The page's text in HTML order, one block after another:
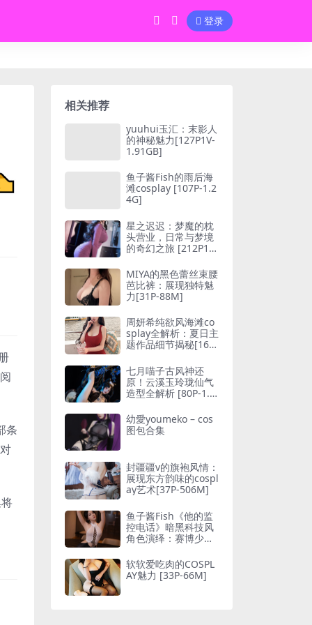
登录
条
相关推荐
yuuhui玉汇：末影人
的神秘魅力[127P1V-
1.91GB]
鱼子酱Fish的雨后海
滩cosplay [107P-1.2
4G]
星之迟迟：梦魔的枕
头营业，日常与梦境
的奇幻之旅 [212P1V-
MIYA的黑色蕾丝束腰
芭比裤：展现独特魅
力[31P-88M]
周妍希纯欲风海滩co
splay全解析：夏日主
题作品细节揭秘[16P-
七月喵子古风神还
原！云溪玉玲珑仙气
造型全解析 [80P-1.0
幼愛youmeko – cos
图包合集
封疆疆v的旗袍风情：
展现东方韵味的cospl
ay艺术[37P-506M]
鱼子酱Fish《他的监
控电话》暗黑科技风
角色演绎：赛博少女
4GB]
软软爱吃肉的COSPL
AY魅力 [33P-66M]